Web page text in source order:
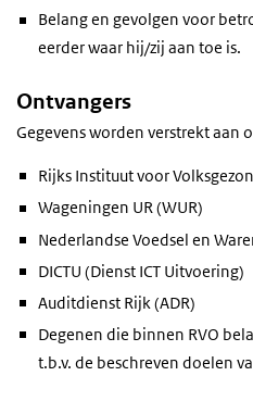
Belang en gevolgen voor
eerder waar hij/zij aan toe is.
Ontvangers
Gegevens worden verstrekt aan
Rijks Instituut voor
Wageningen UR (WUR)
Nederlandse Voedsel en
DICTU (Dienst ICT Uitvoering)
Auditdienst Rijk (ADR)
Degenen die binnen RVO
t.b.v. de beschreven doelen